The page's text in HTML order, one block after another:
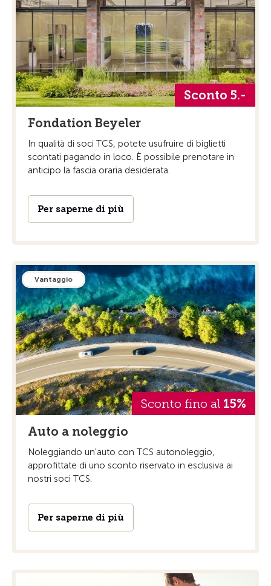
Sconto 5.-
Fondation Beyeler
In qualità di soci TCS, potete usufruire di biglietti
scontati pagando in loco. È possibile prenotare in
anticipo la fascia oraria desiderata.
Per saperne di più
Vantaggio
Sconto fino al 15%
Auto a noleggio
Noleggiando un'auto con TCS autonoleggio,
approfittate di uno sconto riservato in esclusiva ai
nostri soci TCS.
Per saperne di più